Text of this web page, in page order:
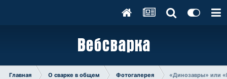
Главная О сварке в общем Фотогалерея «Динозавры» или